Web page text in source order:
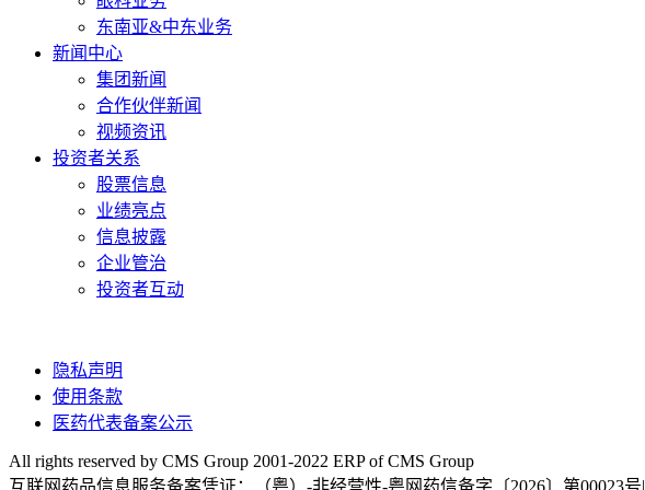
东南亚&中东业务
新闻中心
集团新闻
合作伙伴新闻
视频资讯
投资者关系
股票信息
业绩亮点
信息披露
企业管治
投资者互动
隐私声明
使用条款
医药代表备案公示
All rights reserved by CMS Group 2001-2022 ERP of CMS Group
互联网药品信息服务备案凭证：（粤）-非经营性-粤网药信备字〔2026〕第00023号|